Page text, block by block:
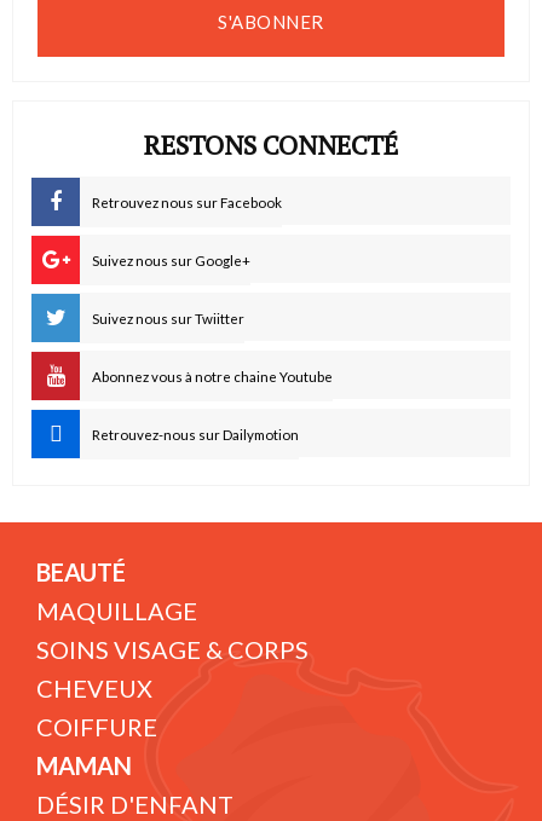
S'ABONNER
RESTONS CONNECTÉ
Retrouvez nous sur Facebook
Suivez nous sur Google+
Suivez nous sur Twiitter
Abonnez vous à notre chaine Youtube
Retrouvez-nous sur Dailymotion
BEAUTÉ
MAQUILLAGE
SOINS VISAGE & CORPS
CHEVEUX
COIFFURE
MAMAN
DÉSIR D'ENFANT